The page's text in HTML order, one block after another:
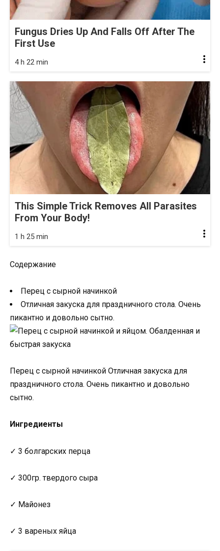
Fungus Dries Up And Falls Off After The
First Use
4 h 22 min
This Simple Trick Removes All Parasites
From Your Body!
1 h 25 min
Содержание
Перец с сырной начинкой
Отличная закуска для праздничного стола. Очень
пикантно и довольно сытно.
Перец с сырной начинкой Отличная закуска для
праздничного стола. Очень пикантно и довольно
сытно.
Ингредиенты
✓ 3 болгарских перца
✓ 300гр. твердого сыра
✓ Майонез
✓ 3 вареных яйца